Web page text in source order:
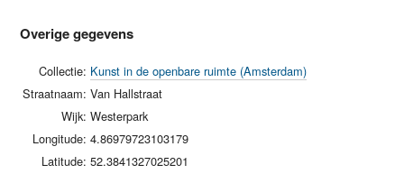
Overige gegevens
Collectie: Kunst in de openbare ruimte (Amsterdam)
Straatnaam: Van Hallstraat
Wijk: Westerpark
Longitude: 4.86979723103179
Latitude: 52.3841327025201